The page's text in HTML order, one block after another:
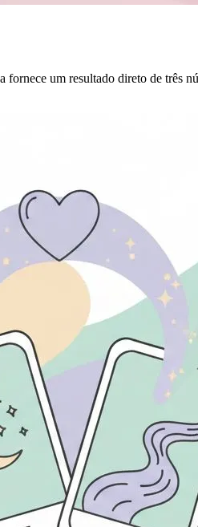
um resultado direto de três